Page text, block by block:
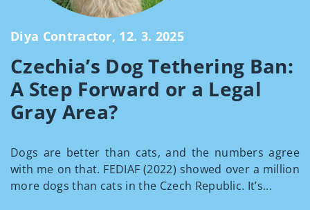
Diya Contractor, 12. 3. 2025
Czechia’s Dog Tethering Ban:
A Step Forward or a Legal
Gray Area?
Dogs are better than cats, and the numbers agree
with me on that. FEDIAF (2022) showed over a million
more dogs than cats in the Czech Republic. It’s...